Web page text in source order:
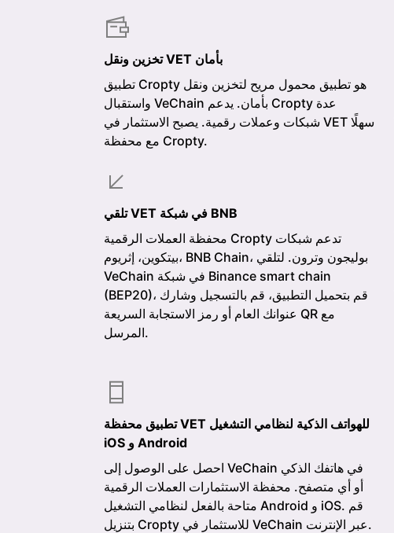
تخزين ونقل VET بأمان
تطبيق Cropty هو تطبيق محمول مريح لتخزين ونقل
واستقبال VeChain بأمان. يدعم Cropty عدة
شبكات وعملات رقمية. يصبح الاستثمار في VET سهلًا
مع محفظة Cropty.
تلقي VET في شبكة BNB
محفظة العملات الرقمية Cropty تدعم شبكات
بيتكوين، إثريوم، BNB Chain، بوليجون وترون. لتلقي
VeChain في شبكة Binance smart chain
(BEP20)، قم بتحميل التطبيق، قم بالتسجيل وشارك
عنوانك العام أو رمز الاستجابة السريعة QR مع
المرسل.
تطبيق محفظة VET للهواتف الذكية لنظامي التشغيل
iOS و Android
احصل على الوصول إلى VeChain في هاتفك الذكي
أو أي متصفح. محفظة الاستثمارات العملات الرقمية
متاحة بالفعل لنظامي التشغيل Android و iOS. قم
بتنزيل Cropty للاستثمار في VeChain عبر الإنترنت.